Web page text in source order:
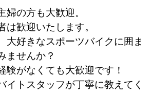
婦の方も大歓迎。
は歓迎いたします。
大好きなスポーツバイクに囲ま
ませんか？
験がなくても大歓迎です！
イトスタッフが丁寧に教えてく